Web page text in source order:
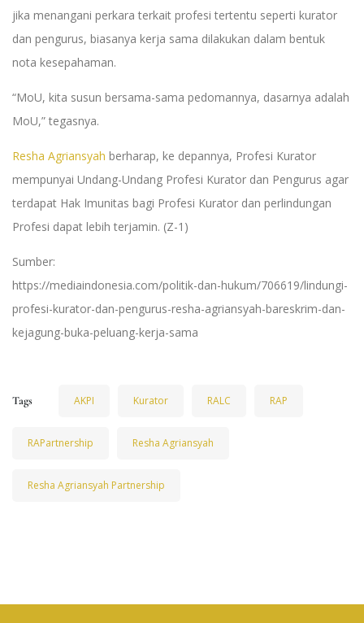
jika menangani perkara terkait profesi tertentu seperti kurator
dan pengurus, biasanya kerja sama dilakukan dalam bentuk
nota kesepahaman.
“MoU, kita susun bersama-sama pedomannya, dasarnya adalah
MoU,” tegasnya.
Resha Agriansyah berharap, ke depannya, Profesi Kurator
mempunyai Undang-Undang Profesi Kurator dan Pengurus agar
terdapat Hak Imunitas bagi Profesi Kurator dan perlindungan
Profesi dapat lebih terjamin. (Z-1)
Sumber:
https://mediaindonesia.com/politik-dan-hukum/706619/lindungi-
profesi-kurator-dan-pengurus-resha-agriansyah-bareskrim-dan-
kejagung-buka-peluang-kerja-sama
Tags AKPI Kurator RALC RAP
RAPartnership Resha Agriansyah
Resha Agriansyah Partnership